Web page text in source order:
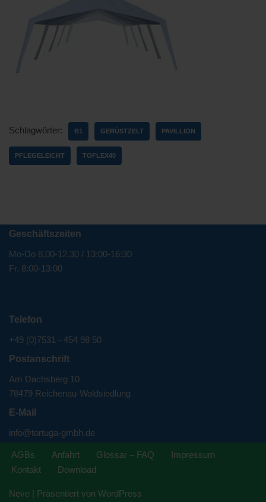
Schlagwörter: B1 GERÜSTZELT PAVILLION
PFLEGELEICHT TOFLEX40
Geschäftszeiten
Mo-Do 8.00-12.30 / 13:00-16:30
Fr. 8:00-13:00
Telefon
+49 (0)7531 - 454 98 50
Postanschrift
Am Dachsberg 10
78479 Reichenau-Waldsiedlung
E-Mail
info@tortuga-gmbh.de
AGBs Anfahrt Glossar – FAQ
Impressum
Kontakt
Download
Neve | Präsentiert von WordPress